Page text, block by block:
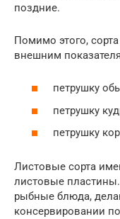
поздние.
Помимо этого,
внешним
петрушку
петрушку
петрушку
Листовые сорта
листовые
рыбные блюда,
консервировании